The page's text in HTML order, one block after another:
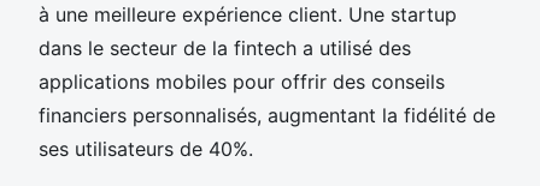
à une meilleure expérience client. Une startup
dans le secteur de la fintech a utilisé des
applications mobiles pour offrir des conseils
financiers personnalisés, augmentant la fidélité de
ses utilisateurs de 40%.